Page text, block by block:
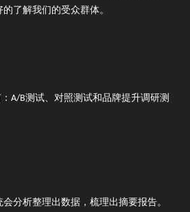
了解我们的受众群体。
：A/B测试、对照测试和品牌提升调研测
分析整理出数据，梳理出摘要报告。